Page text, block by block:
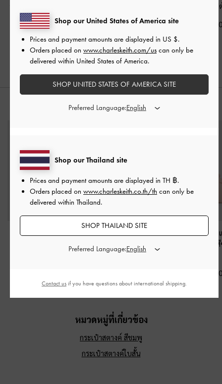
฿1,290.00
฿1,390.00
สีซอ
฿1,290.00
สไตล์ลุคด้วย
กระเป๋าโท้ทพร้อมหูจับ
สี
สี่เหลี่ยมคางหมูแบบยาว
ตกแต่งด้วยโบว์รุ่น Hazel
฿2,990.00
กระเป๋าโท้ทหูจั
฿2,390.00
หมวดหมู่ที่เกี่ยวข้อง
กระเป๋าสตางค์ สีชมพู
กระเป๋าสตางค์ใบสั้น
Shop our Thailand site
Prices and payment amounts are displayed in TH ฿.
Orders placed on www.charleskeith.co.th/th can only be
delivered within Thailand.
SHOP THAILAND SITE
Preferred Language:
Shop our United States of America site
Prices and payment amounts are displayed in US $.
Orders placed on www.charleskeith.com/us can only be
delivered within United States of America.
SHOP UNITED STATES OF AMERICA SITE
Preferred Language:
Contact us if you have questions about international shipping.